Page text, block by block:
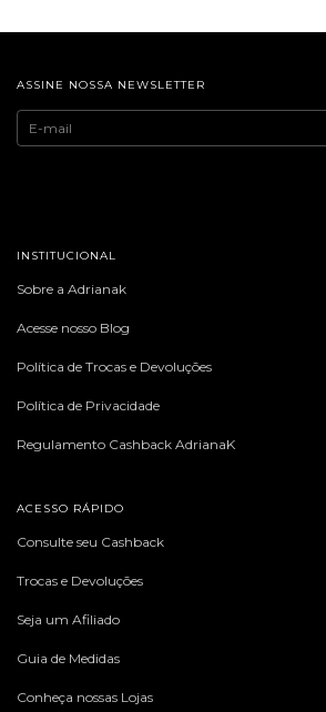
ASSINE NOSSA NEWSLETTER
INSTITUCIONAL
Sobre a Adrianak
Acesse nosso Blog
Política de Trocas e Devoluções
Política de Privacidade
Regulamento Cashback AdrianaK
ACESSO RÁPIDO
Consulte seu Cashback
Trocas e Devoluções
Seja um Afiliado
Guia de Medidas
Conheça nossas Lojas